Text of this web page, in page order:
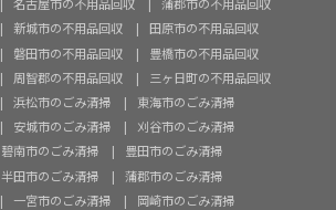
名古屋市の不用品回収
蒲郡市の不用品回収
新城市の不用品回収
田原市の不用品回収
磐田市の不用品回収
豊橋市の不用品回収
周智郡の不用品回収
三ヶ日町の不用品回収
浜松市のごみ清掃
東海市のごみ清掃
安城市のごみ清掃
刈谷市のごみ清掃
碧南市のごみ清掃
豊田市のごみ清掃
半田市のごみ清掃
蒲郡市のごみ清掃
一宮市のごみ清掃
岡崎市のごみ清掃